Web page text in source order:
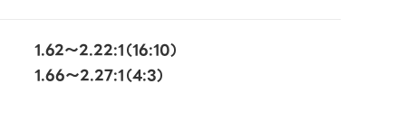
1.62～2.22:1（16:10）
1.66～2.27:1（4:3）